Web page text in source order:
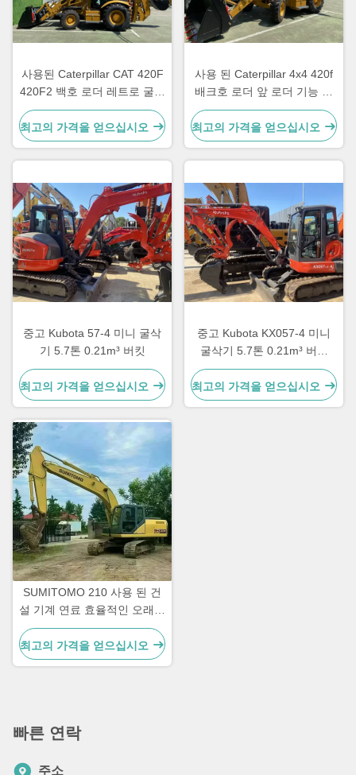
사용된 Caterpillar CAT 420F
420F2 백호 로더 레트로 굴삭
기 CAT420F CAT420F2 백호
로더 판매
최고의 가격을 얻으십시오
사용 된 Caterpillar 4x4 420f
배크호 로더 앞 로더 기능 중
점화 Cat 420 사용 된 로더
최고의 가격을 얻으십시오
중고 Kubota 57-4 미니 굴삭
기 5.7톤 0.21m³ 버킷
최고의 가격을 얻으십시오
중고 Kubota KX057-4 미니
굴삭기 5.7톤 0.21m³ 버킷
2023
최고의 가격을 얻으십시오
SUMITOMO 210 사용 된 건
설 기계 연료 효율적인 오래된
도로 발굴기
최고의 가격을 얻으십시오
빠른 연락
주소